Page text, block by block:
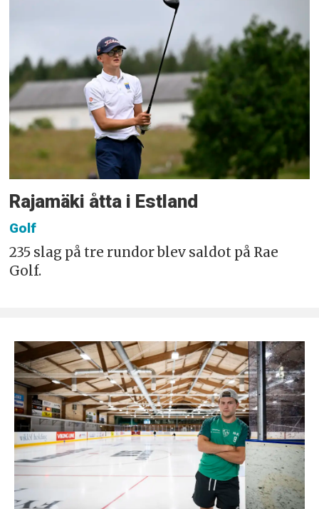
Rajamäki åtta i Estland
Golf
235 slag på tre rundor blev saldot på Rae
Golf.